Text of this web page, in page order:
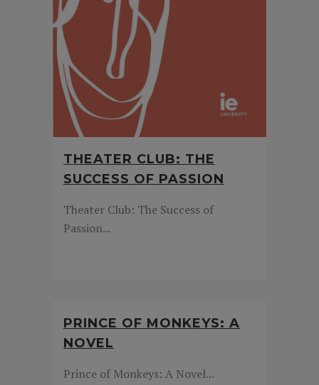
THEATER CLUB: THE
SUCCESS OF PASSION
Theater Club: The Success of
Passion...
PRINCE OF MONKEYS: A
NOVEL
Prince of Monkeys: A Novel...